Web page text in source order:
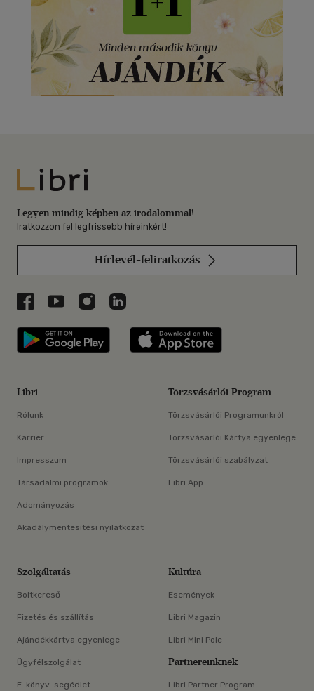
Libri
Legyen mindig képben az irodalommal!
Iratkozzon fel legfrissebb híreinkért!
Hírlevél-feliratkozás
Libri a Facebookon
Libri a Youtube-on
Libri az Instagramon
Libri a LinkedInen
Libri applikáció Szerezd meg: Google
Libri
Rólunk
Karrier
Impresszum
Társadalmi programok
Adományozás
Akadálymentesítési nyilatkozat
Törzsvásárlói Program
Törzsvásárlói Programunkról
Törzsvásárlói Kártya egyenlege
Törzsvásárlói szabályzat
Libri App
Szolgáltatás
Boltkereső
Fizetés és szállítás
Ajándékkártya egyenlege
Ügyfélszolgálat
E-könyv-segédlet
Kultúra
Események
Libri Magazin
Libri Mini Polc
Partnereinknek
Libri Partner Program